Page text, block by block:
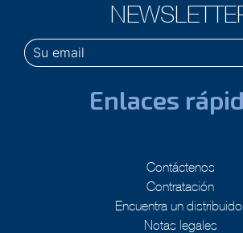
Enlaces
Contáctenos
Contratación
Encuentra un
Notas legales